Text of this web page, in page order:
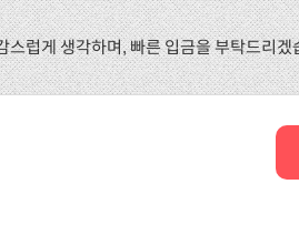
럽게 생각하며, 빠른 입금을 부탁드리겠